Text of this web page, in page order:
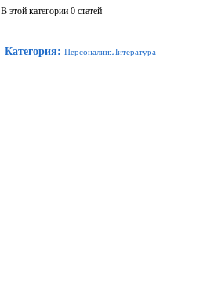
В этой категории 0 статей
Категория: Персоналии:Литература